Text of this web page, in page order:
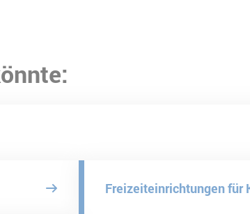
Freizeiteinrichtungen für